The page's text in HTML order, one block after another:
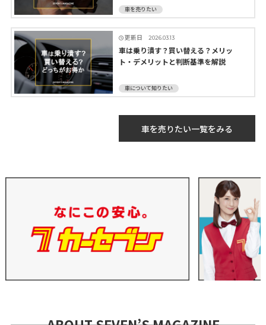
車を売りたい
車について知りたい
車は乗り潰す？買い替える？メリッ
ト・デメリットと判断基準を解説
更新日 2026.03.13
車を売りたい一覧をみる